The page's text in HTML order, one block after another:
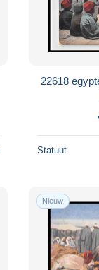
22618
Statuut
Nieuw